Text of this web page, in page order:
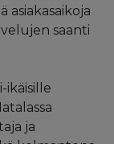
saanti
ja